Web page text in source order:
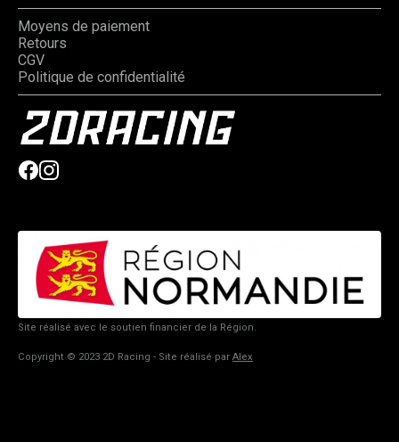
Moyens de paiement
Retours
CGV
Politique de confidentialité
Site réalisé avec le soutien financier de la Région.
Copyright © 2023 2D Racing - Site réalisé par Alex